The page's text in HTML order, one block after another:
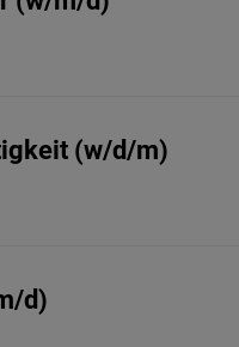
(w/d/m)
d)